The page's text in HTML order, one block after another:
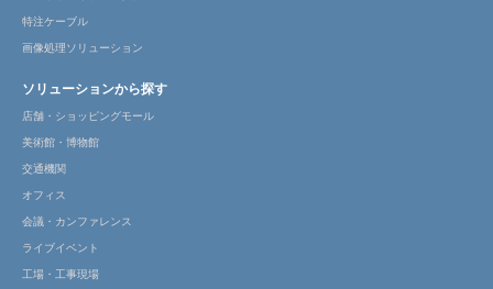
特注ケーブル
画像処理ソリューション
ソリューションから探す
店舗・ショッピングモール
美術館・博物館
交通機関
オフィス
会議・カンファレンス
ライブイベント
工場・工事現場